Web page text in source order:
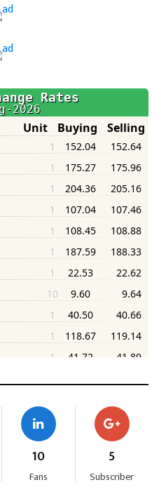
10
Fans
5
Subscriber